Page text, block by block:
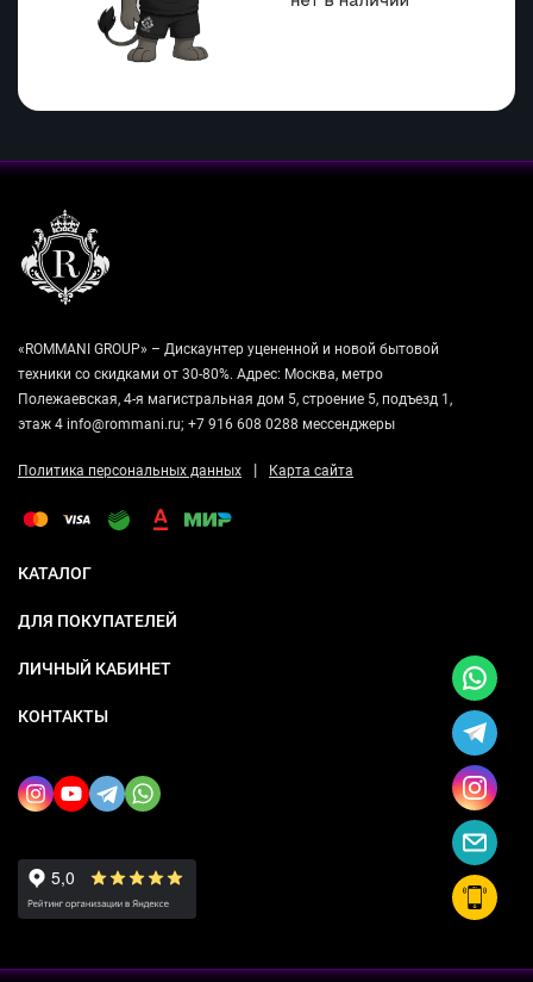
«ROMMANI GROUP» – Дискаунтер уцененной и новой бытовой
техники со скидками от 30-80%. Адрес: Москва, метро
Полежаевская, 4-я магистральная дом 5, строение 5, подъезд 1,
этаж 4 info@rommani.ru; +7 916 608 0288 мессенджеры
Политика персональных данных | Карта сайта
КАТАЛОГ
ДЛЯ ПОКУПАТЕЛЕЙ
ЛИЧНЫЙ КАБИНЕТ
КОНТАКТЫ